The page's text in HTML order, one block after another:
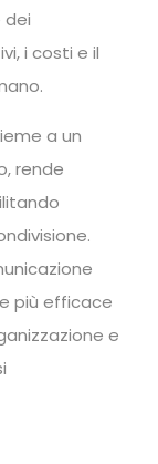
dei
i costi e il
a un
rende
più efficace
e